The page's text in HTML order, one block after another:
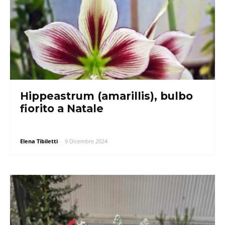
Hippeastrum (amarillis), bulbo
fiorito a Natale
Elena Tibiletti - 9 Dicembre 2024